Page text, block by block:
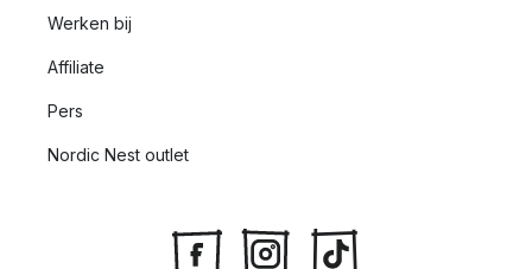
Werken bij
Affiliate
Pers
Nordic Nest outlet